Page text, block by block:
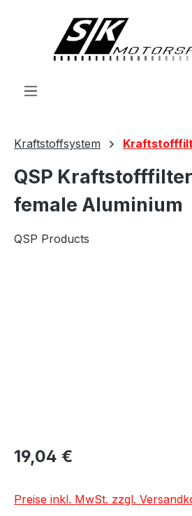
Kraftstoffsystem
QSP Kraftstofffilter
female Aluminium
QSP Products
19,04 €
Preise inkl. MwSt. zzgl.